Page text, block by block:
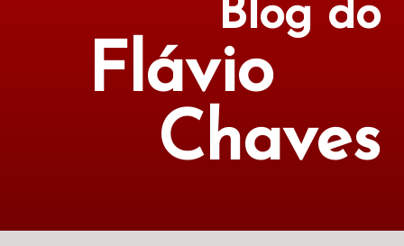
Blog do
Flávio
Chaves